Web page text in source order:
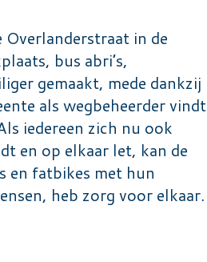
in de
bus abri’s,
gemaakt, mede dankzij
als wegbeheerder vindt
iedereen zich nu ook
en op elkaar let, kan de
en fatbikes met hun
heb zorg voor elkaar.